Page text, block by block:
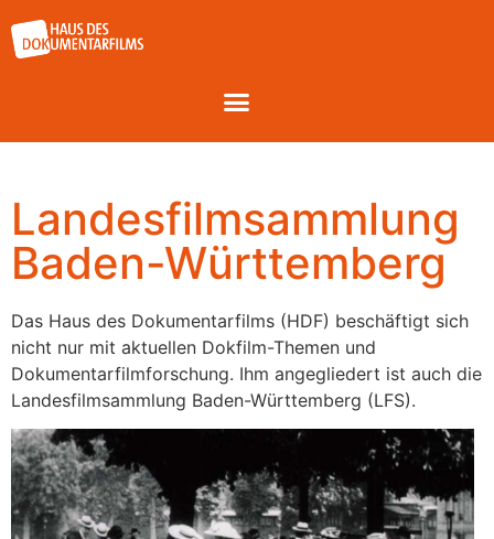
Landesfilmsammlung
Baden-Württemberg
Das Haus des Dokumentarfilms (HDF) beschäftigt sich
nicht nur mit aktuellen Dokfilm-Themen und
Dokumentarfilmforschung. Ihm angegliedert ist auch die
Landesfilmsammlung Baden-Württemberg (LFS).